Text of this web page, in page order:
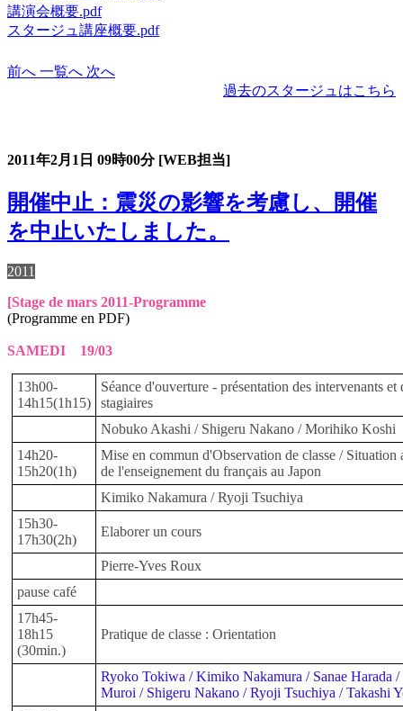
講演会概要.pdf
スタージュ講座概要.pdf
前へ 一覧へ 次へ
過去のスタージュはこちら
2011年2月1日 09時00分 [WEB担当]
開催中止：震災の影響を考慮し、開催
を中止いたしました。
2011
[Stage de mars 2011-Programme
(Programme en PDF)
SAMEDI 19/03
13h00-
14h15(1h15)
Séance d'ouverture - présentation des intervenants et
stagiaires
Nobuko Akashi / Shigeru Nakano / Morihiko Koshi
14h20-
15h20(1h)
Mise en commun d'Observation de classe / Situation
de l'enseignement du français au Japon
Kimiko Nakamura / Ryoji Tsuchiya
15h30-
17h30(2h)
Elaborer un cours
Pierre-Yves Roux
pause café
17h45-
18h15
(30min.)
Pratique de classe : Orientation
Ryoko Tokiwa / Kimiko Nakamura / Sanae Harada
Muroi / Shigeru Nakano / Ryoji Tsuchiya / Takashi